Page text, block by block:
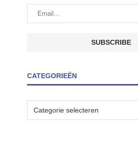
CATEGORIEËN